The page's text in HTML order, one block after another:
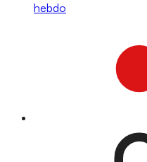
hebdo